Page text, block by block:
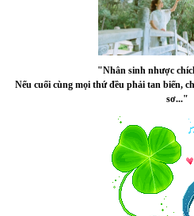
"Nhân sinh nhược
Nếu cuối cùng mọi thứ đều phải tan biến,
sơ..."